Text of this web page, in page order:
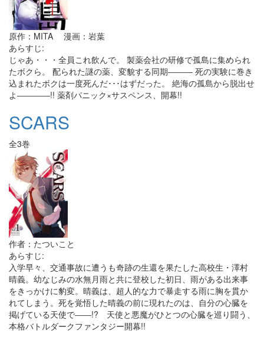
原作：MITA 漫画：岩葉
あらすじ:
じゃあ・・・全員これ飲んで。 製薬会社の研修で孤島に集められ
たボクら。 配られた謎の薬、変貌する同期――― 死の実験に巻き
込まれたボクは一度死んだ･･･はずだった。 絶海の孤島から脱出せ
よ――――!! 薬剤パニック×サスペンス、開幕!!
SCARS
全3巻
作者：たついこと
あらすじ:
入学早々、交通事故に遭うも奇跡の生還を果たした高校生・澤村
晴義。幼なじみの水無月雨と共に登校した初日、雨がある出来事
をきっかけに豹変。晴義は、超人的な力で暴走する雨に胸を貫か
れてしまう。死を覚悟した晴義の前に現れたのは、自分の心臓を
掲げている天使で――!? 天使と悪魔がひとつの心臓を巡り闘う、
本格バトルダークファンタジー開幕!!